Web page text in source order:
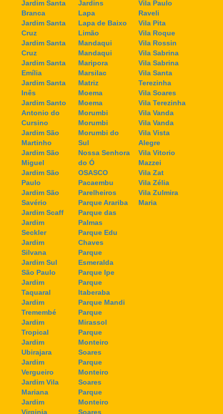
Jardim Santa
Branca
Jardim Santa
Cruz
Jardim Santa
Cruz
Jardim Santa
Emília
Jardim Santa
Inês
Jardim Santo
Antonio do
Cursino
Jardim São
Martinho
Jardim São
Miguel
Jardim São
Paulo
Jardim São
Savério
Jardim Scaff
Jardim
Seckler
Jardim
Silvana
Jardim Sul
São Paulo
Jardim
Taquaral
Jardim
Tremembé
Jardim
Tropical
Jardim
Ubirajara
Jardim
Vergueiro
Jardim Vila
Mariana
Jardim
Virginia
Jardins
Lapa
Lapa de Baixo
Limão
Mandaqui
Mandaqui
Maripora
Marsilac
Matriz
Moema
Moema
Morumbi
Morumbi
Morumbi do
Sul
Nossa Senhora
do Ó
OSASCO
Pacaembu
Parelheiros
Parque Arariba
Parque das
Palmas
Parque Edu
Chaves
Parque
Esmeralda
Parque Ipe
Parque
Itaberaba
Parque Mandi
Parque
Mirassol
Parque
Monteiro
Soares
Parque
Monteiro
Soares
Parque
Monteiro
Soares
Vila Paulo
Raveli
Vila Pita
Vila Roque
Vila Rossin
Vila Sabrina
Vila Sabrina
Vila Santa
Terezinha
Vila Soares
Vila Terezinha
Vila Vanda
Vila Vanda
Vila Vista
Alegre
Vila Vitorio
Mazzei
Vila Zat
Vila Zélia
Vila Zulmira
Maria